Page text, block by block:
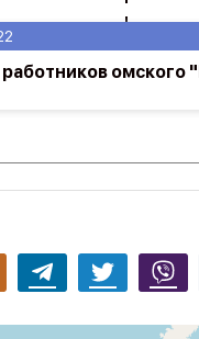
омского
Telegram Twitter Viber